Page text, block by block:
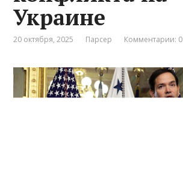
Украине
20 октября, 2025 Парсер Комментарии: 0